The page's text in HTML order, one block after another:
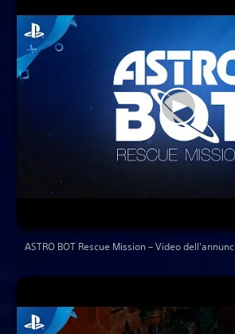
ASTRO BOT Rescue Mission – Video